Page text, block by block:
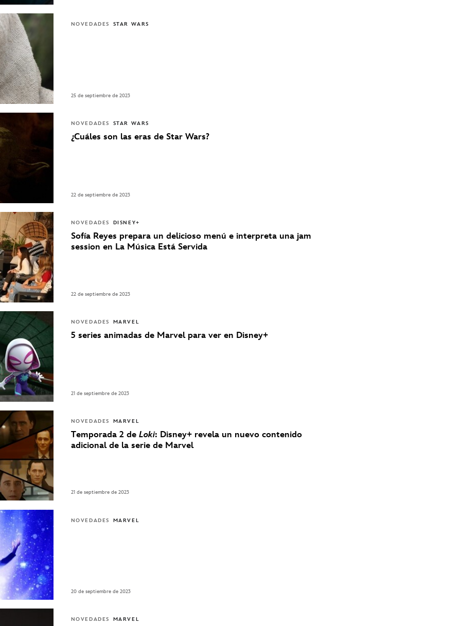
NOVEDADES STAR WARS
25 de septiembre de 2023
NOVEDADES STAR WARS
¿Cuáles son las eras de Star Wars?
22 de septiembre de 2023
NOVEDADES DISNEY+
Sofía Reyes prepara un delicioso menú e interpreta una jam
session en La Música Está Servida
22 de septiembre de 2023
NOVEDADES MARVEL
5 series animadas de Marvel para ver en Disney+
21 de septiembre de 2023
NOVEDADES MARVEL
Temporada 2 de Loki: Disney+ revela un nuevo contenido
adicional de la serie de Marvel
21 de septiembre de 2023
NOVEDADES MARVEL
20 de septiembre de 2023
NOVEDADES MARVEL